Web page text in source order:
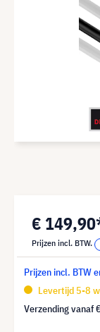
€
Prijzen incl. BTW.
Prijzen incl. BTW
Levertijd 5-8
Verzending vanaf